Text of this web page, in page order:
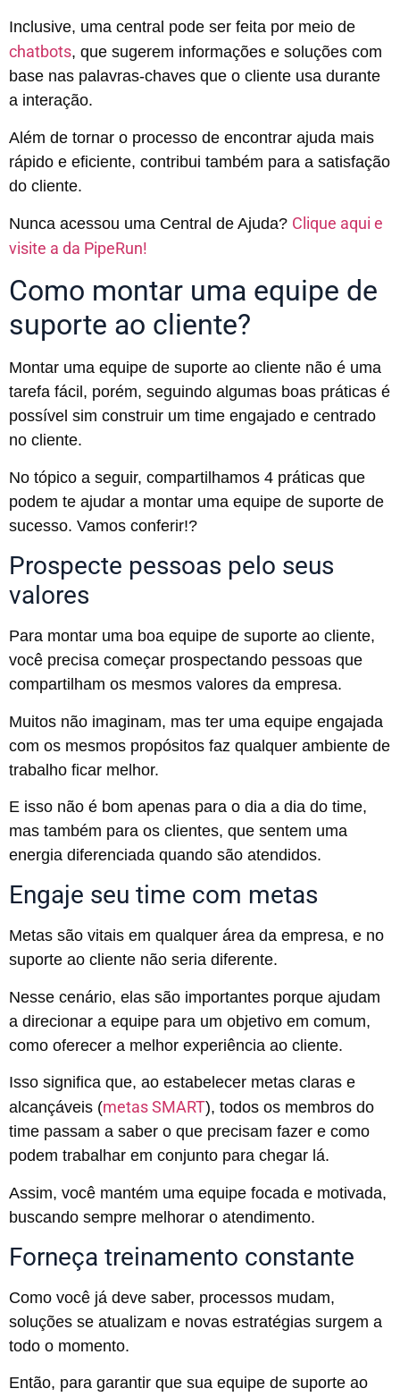
Inclusive, uma central pode ser feita por meio de
chatbots, que sugerem informações e soluções com
base nas palavras-chaves que o cliente usa durante
a interação.
Além de tornar o processo de encontrar ajuda mais
rápido e eficiente, contribui também para a satisfação
do cliente.
Nunca acessou uma Central de Ajuda? Clique aqui e
visite a da PipeRun!
Como montar uma equipe de
suporte ao cliente?
Montar uma equipe de suporte ao cliente não é uma
tarefa fácil, porém, seguindo algumas boas práticas é
possível sim construir um time engajado e centrado
no cliente.
No tópico a seguir, compartilhamos 4 práticas que
podem te ajudar a montar uma equipe de suporte de
sucesso. Vamos conferir!?
Prospecte pessoas pelo seus
valores
Para montar uma boa equipe de suporte ao cliente,
você precisa começar prospectando pessoas que
compartilham os mesmos valores da empresa.
Muitos não imaginam, mas ter uma equipe engajada
com os mesmos propósitos faz qualquer ambiente de
trabalho ficar melhor.
E isso não é bom apenas para o dia a dia do time,
mas também para os clientes, que sentem uma
energia diferenciada quando são atendidos.
Engaje seu time com metas
Metas são vitais em qualquer área da empresa, e no
suporte ao cliente não seria diferente.
Nesse cenário, elas são importantes porque ajudam
a direcionar a equipe para um objetivo em comum,
como oferecer a melhor experiência ao cliente.
Isso significa que, ao estabelecer metas claras e
alcançáveis (metas SMART), todos os membros do
time passam a saber o que precisam fazer e como
podem trabalhar em conjunto para chegar lá.
Assim, você mantém uma equipe focada e motivada,
buscando sempre melhorar o atendimento.
Forneça treinamento constante
Como você já deve saber, processos mudam,
soluções se atualizam e novas estratégias surgem a
todo o momento.
Então, para garantir que sua equipe de suporte ao